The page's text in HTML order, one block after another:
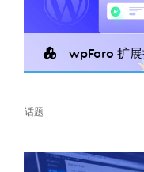
wpForo 扩
话题